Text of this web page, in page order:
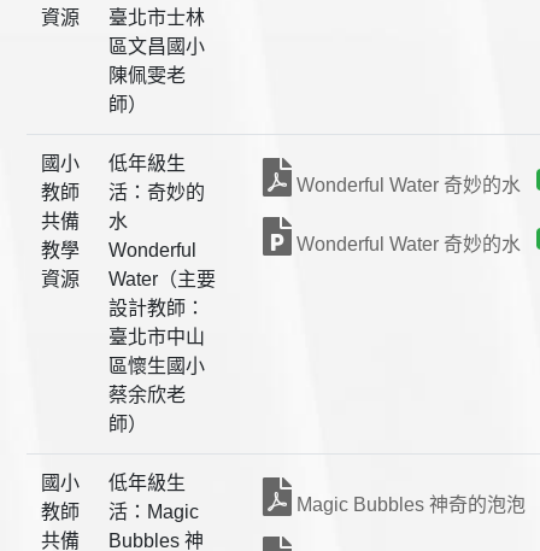
資源
臺北市士林
區文昌國小
陳佩雯老
師）
國小
教師
共備
教學
資源
低年級生
活：奇妙的
水
Wonderful
Water（主要
設計教師：
臺北市中山
區懷生國小
蔡余欣老
師）
Wonderful Water 奇妙的水
Wonderful Water 奇妙的水
國小
教師
共備
低年級生
活：Magic
Bubbles 神
Magic Bubbles 神奇的泡泡